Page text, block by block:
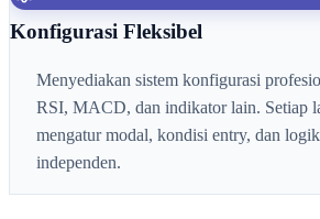
Konfigurasi Fleksibel
Menyediakan sistem konfigurasi
RSI, MACD, dan indikator lain. Setiap
mengatur modal, kondisi entry, dan
independen.